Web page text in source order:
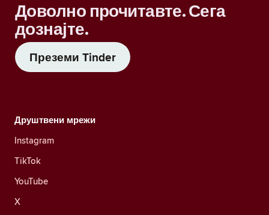
Доволно прочитавте. Сега
дознајте.
Преземи Tinder
Друштвени мрежи
Instagram
TikTok
YouTube
X